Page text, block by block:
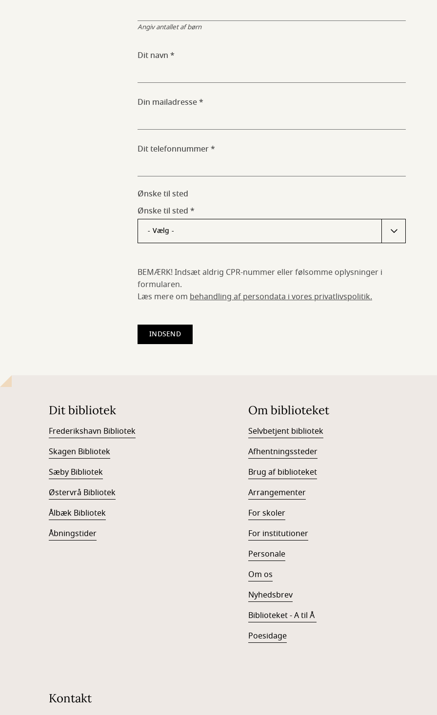
Angiv antallet af børn
Dit navn
Din mailadresse
Dit telefonnummer
Ønske til sted
Ønske til sted
BEMÆRK! Indsæt aldrig CPR-nummer eller følsomme oplysninger i
formularen.
Læs mere om behandling af persondata i vores privatlivspolitik.
Dit bibliotek
Frederikshavn Bibliotek
Skagen Bibliotek
Sæby Bibliotek
Østervrå Bibliotek
Ålbæk Bibliotek
Åbningstider
Om biblioteket
Selvbetjent bibliotek
Afhentningssteder
Brug af biblioteket
Arrangementer
For skoler
For institutioner
Personale
Om os
Nyhedsbrev
Biblioteket - A til Å
Poesidage
Kontakt